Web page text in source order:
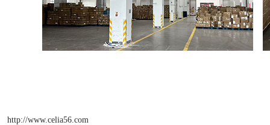
http://www.celia56.com